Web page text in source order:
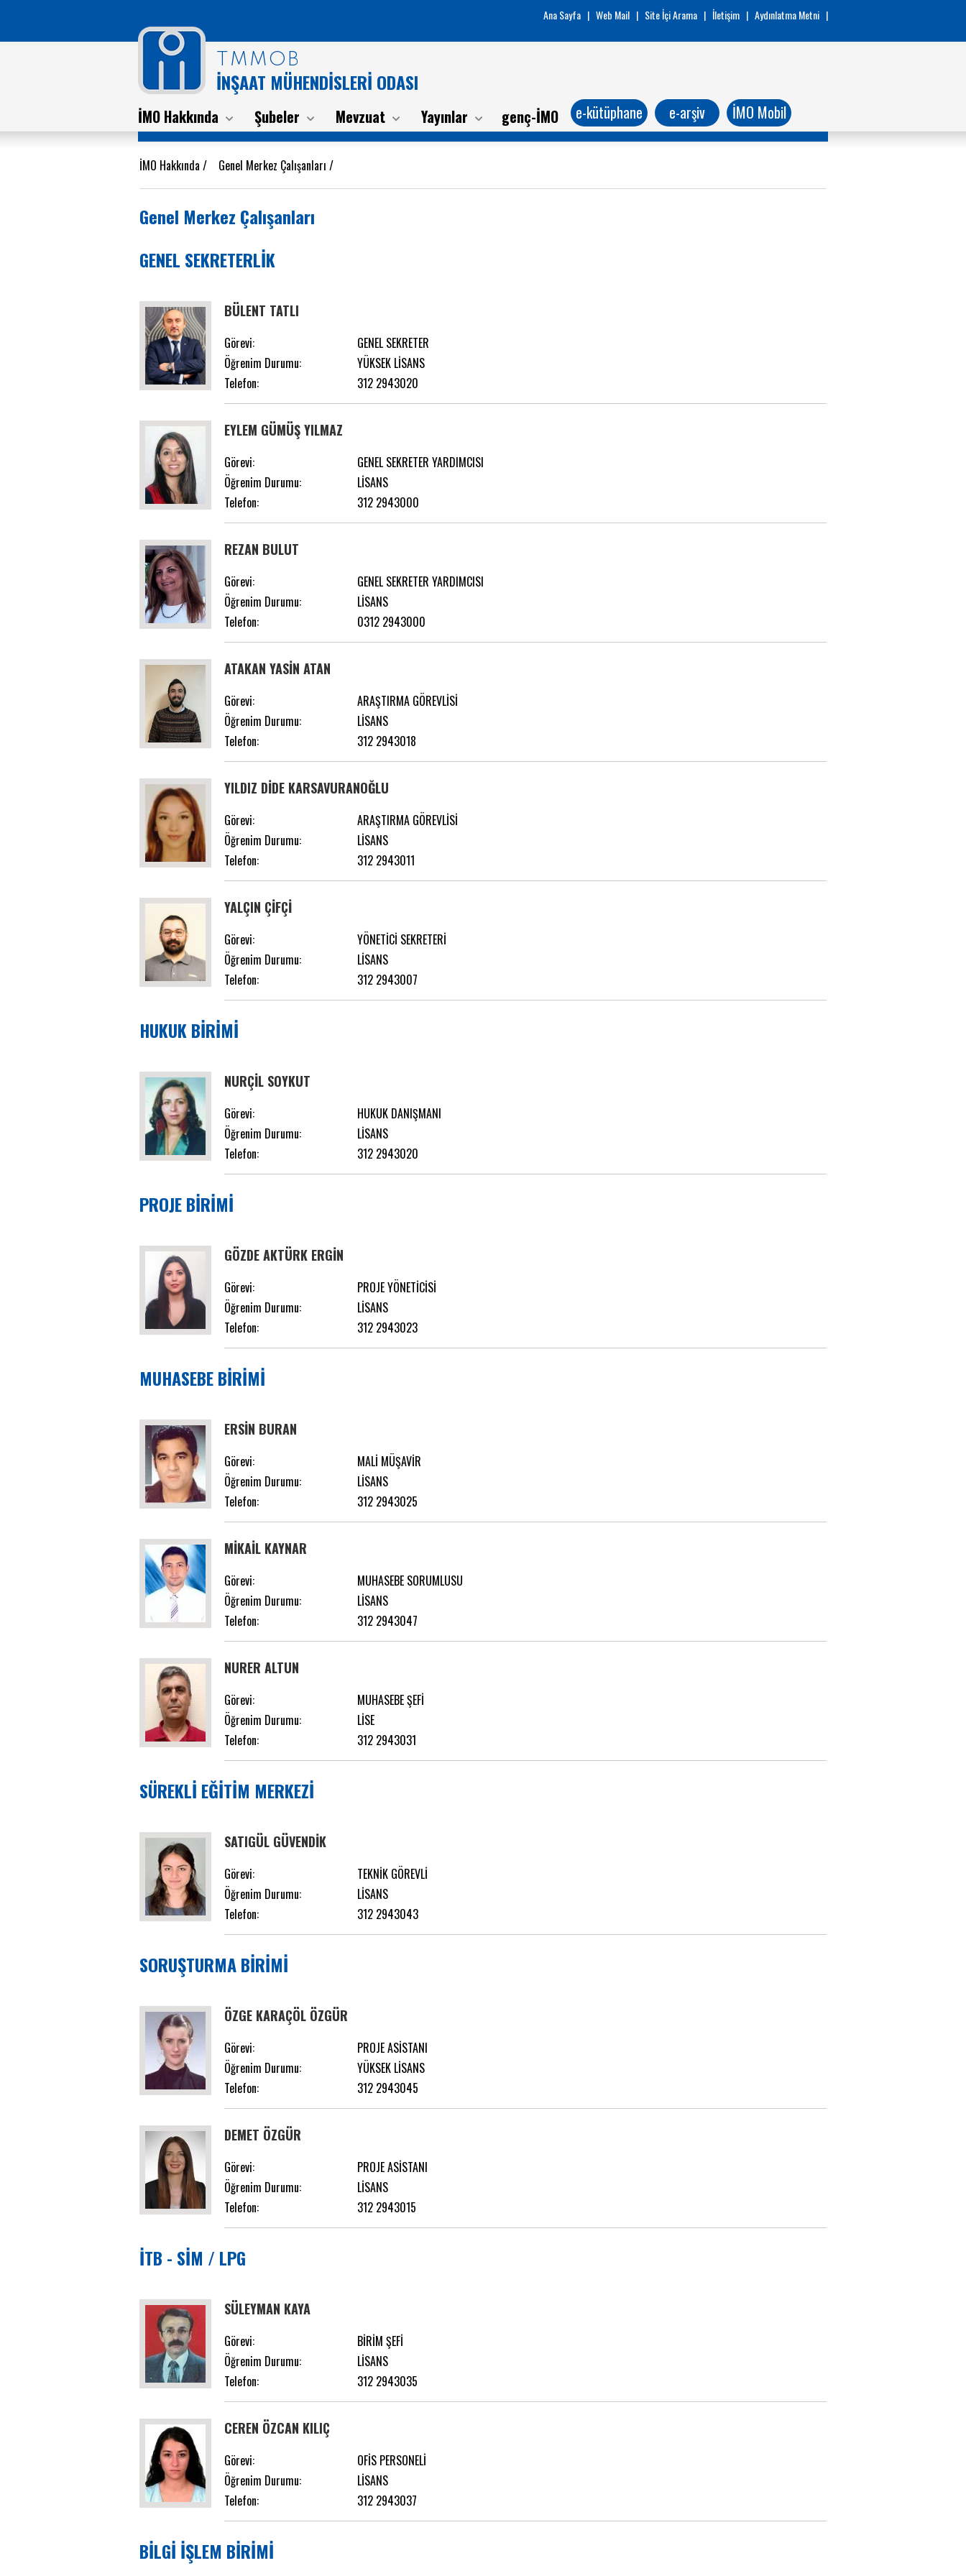
Ana Sayfa | Web Mail | Site İçi Arama | İletişim | Aydınlatma Metni |
TMMOB
İNŞAAT MÜHENDİSLERİ ODASI
İMO Hakkında Şubeler Mevzuat Yayınlar genç-İMO e-kütüphane e-arşiv İMO Mobil
İMO Hakkında / Genel Merkez Çalışanları /
Genel Merkez Çalışanları
GENEL SEKRETERLİK
BÜLENT TATLI
Görevi:
GENEL SEKRETER
Öğrenim Durumu:
YÜKSEK LİSANS
Telefon:
312 2943020
EYLEM GÜMÜŞ YILMAZ
Görevi:
GENEL SEKRETER YARDIMCISI
Öğrenim Durumu:
LİSANS
Telefon:
312 2943000
REZAN BULUT
Görevi:
GENEL SEKRETER YARDIMCISI
Öğrenim Durumu:
LİSANS
Telefon:
0312 2943000
ATAKAN YASİN ATAN
Görevi:
ARAŞTIRMA GÖREVLİSİ
Öğrenim Durumu:
LİSANS
Telefon:
312 2943018
YILDIZ DİDE KARSAVURANOĞLU
Görevi:
ARAŞTIRMA GÖREVLİSİ
Öğrenim Durumu:
LİSANS
Telefon:
312 2943011
YALÇIN ÇİFÇİ
Görevi:
YÖNETİCİ SEKRETERİ
Öğrenim Durumu:
LİSANS
Telefon:
312 2943007
HUKUK BİRİMİ
NURÇİL SOYKUT
Görevi:
HUKUK DANIŞMANI
Öğrenim Durumu:
LİSANS
Telefon:
312 2943020
PROJE BİRİMİ
GÖZDE AKTÜRK ERGİN
Görevi:
PROJE YÖNETİCİSİ
Öğrenim Durumu:
LİSANS
Telefon:
312 2943023
MUHASEBE BİRİMİ
ERSİN BURAN
Görevi:
MALİ MÜŞAVİR
Öğrenim Durumu:
LİSANS
Telefon:
312 2943025
MİKAİL KAYNAR
Görevi:
MUHASEBE SORUMLUSU
Öğrenim Durumu:
LİSANS
Telefon:
312 2943047
NURER ALTUN
Görevi:
MUHASEBE ŞEFİ
Öğrenim Durumu:
LİSE
Telefon:
312 2943031
SÜREKLİ EĞİTİM MERKEZİ
SATIGÜL GÜVENDİK
Görevi:
TEKNİK GÖREVLİ
Öğrenim Durumu:
LİSANS
Telefon:
312 2943043
SORUŞTURMA BİRİMİ
ÖZGE KARAÇÖL ÖZGÜR
Görevi:
PROJE ASİSTANI
Öğrenim Durumu:
YÜKSEK LİSANS
Telefon:
312 2943045
DEMET ÖZGÜR
Görevi:
PROJE ASİSTANI
Öğrenim Durumu:
LİSANS
Telefon:
312 2943015
İTB - SİM / LPG
SÜLEYMAN KAYA
Görevi:
BİRİM ŞEFİ
Öğrenim Durumu:
LİSANS
Telefon:
312 2943035
CEREN ÖZCAN KILIÇ
Görevi:
OFİS PERSONELİ
Öğrenim Durumu:
LİSANS
Telefon:
312 2943037
BİLGİ İŞLEM BİRİMİ